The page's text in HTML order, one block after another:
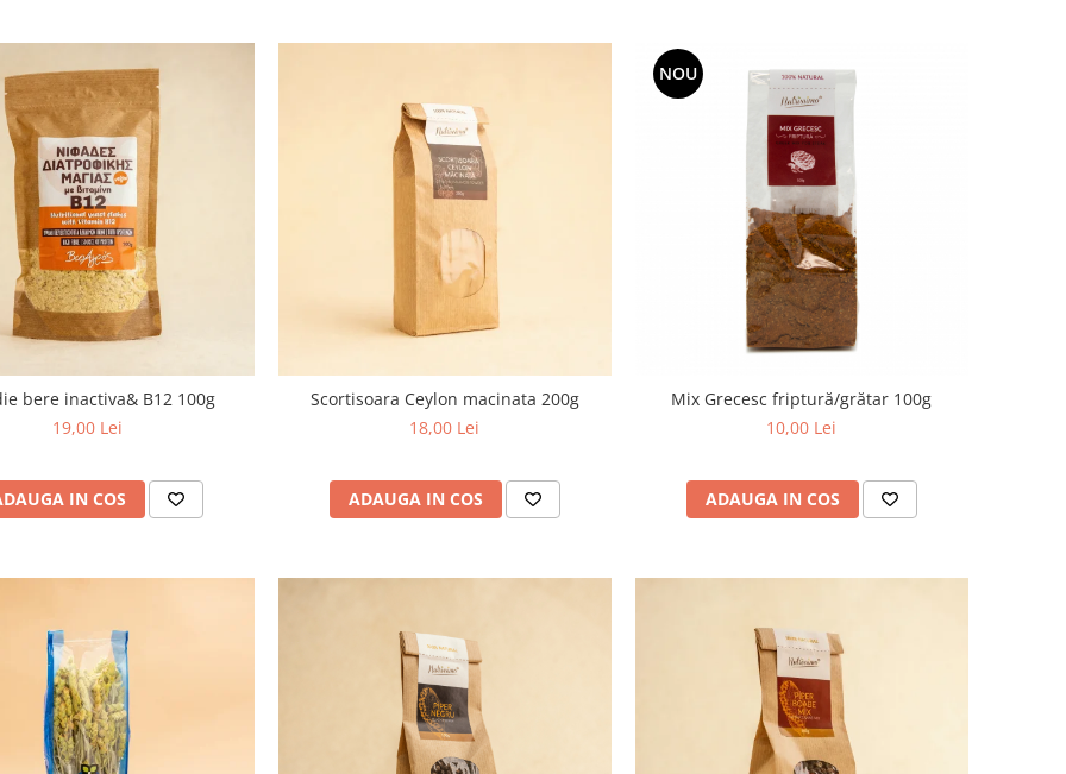
bere inactiva& B12 100g
19,00 Lei
IN COS
Scortisoara Ceylon macinata 200g
18,00 Lei
ADAUGA IN COS
NOU
Mix Grecesc friptură/grătar 100g
10,00 Lei
ADAUGA IN COS